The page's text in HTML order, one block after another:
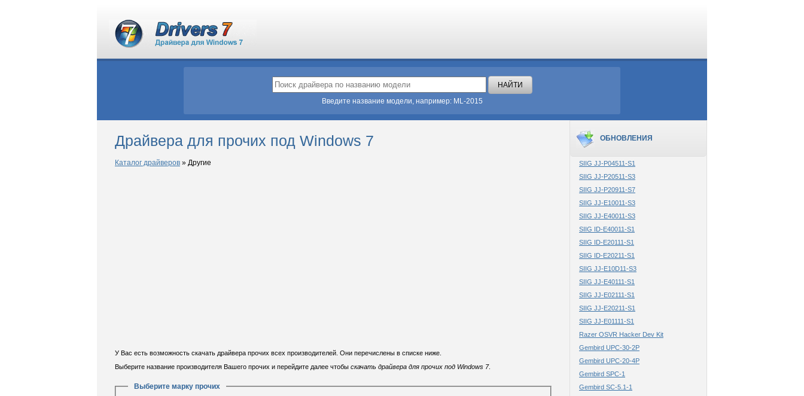
Введите название модели, например: ML-2015
Драйвера для прочих под Windows 7
Каталог драйверов » Другие
У Вас есть возможность скачать драйвера прочих всех производителей. Они перечислены в списке ниже.
Выберите название производителя Вашего прочих и перейдите далее чтобы скачать драйвера для прочих под Windows 7.
Выберите марку прочих
ОБНОВЛЕНИЯ
SIIG JJ-P04511-S1
SIIG JJ-P20511-S3
SIIG JJ-P20911-S7
SIIG JJ-E10011-S3
SIIG JJ-E40011-S3
SIIG ID-E40011-S1
SIIG ID-E20111-S1
SIIG ID-E20211-S1
SIIG JJ-E10D11-S3
SIIG JJ-E40111-S1
SIIG JJ-E02111-S1
SIIG JJ-E20211-S1
SIIG JJ-E01111-S1
Razer OSVR Hacker Dev Kit
Gembird UPC-30-2P
Gembird UPC-20-4P
Gembird SPC-1
Gembird SC-5.1-1